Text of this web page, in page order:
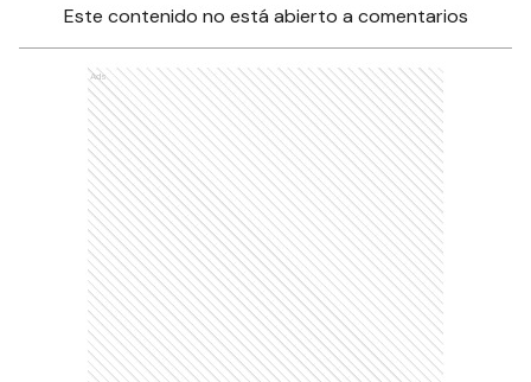
Este contenido no está abierto a comentarios
Ads